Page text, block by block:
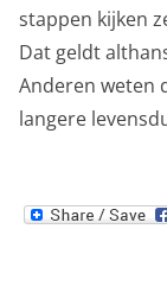
stappen kijken
Dat geldt
Anderen weten
langere